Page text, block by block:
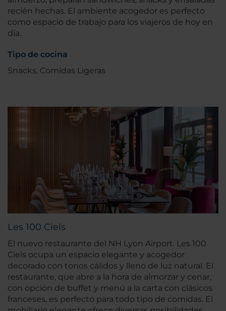
recién hechas. El ambiente acogedor es perfecto
como espacio de trabajo para los viajeros de hoy en
día.
Tipo de cocina
Snacks, Comidas Ligeras
Les 100 Ciels
El nuevo restaurante del NH Lyon Airport. Les 100
Ciels ocupa un espacio elegante y acogedor
decorado con tonos cálidos y lleno de luz natural. El
restaurante, que abre a la hora de almorzar y cenar,
con opción de buffet y menú a la carta con clásicos
franceses, es perfecto para todo tipo de comidas. El